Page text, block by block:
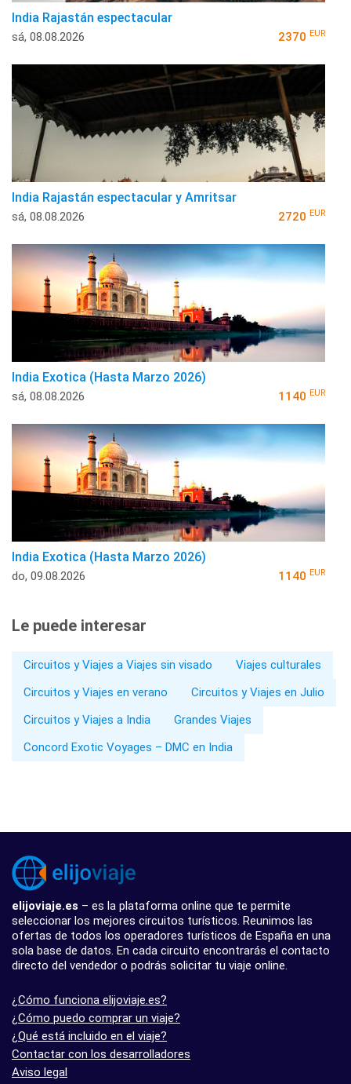
India Rajastán espectacular
sá, 08.08.2026 2370 EUR
India Rajastán espectacular y Amritsar
sá, 08.08.2026 2720 EUR
India Exotica (Hasta Marzo 2026)
sá, 08.08.2026 1140 EUR
India Exotica (Hasta Marzo 2026)
do, 09.08.2026 1140 EUR
Le puede interesar
Circuitos y Viajes a Viajes sin visado
Viajes culturales
Circuitos y Viajes en verano
Circuitos y Viajes en Julio
Circuitos y Viajes a India
Grandes Viajes
Concord Exotic Voyages – DMC en India
elijoviaje.es – es la plataforma online que te permite
seleccionar los mejores circuitos turísticos. Reunimos las
ofertas de todos los operadores turísticos de España en una
sola base de datos. En cada circuito encontrarás el contacto
directo del vendedor o podrás solicitar tu viaje online.
¿Cómo funciona elijoviaje.es?
¿Cómo puedo comprar un viaje?
¿Qué está incluido en el viaje?
Contactar con los desarrolladores
Aviso legal